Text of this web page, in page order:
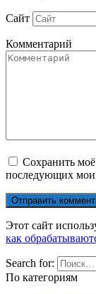
Сайт
Комментарий
Сохранить моё
последующих
Этот сайт
как
Search for:
По категориям